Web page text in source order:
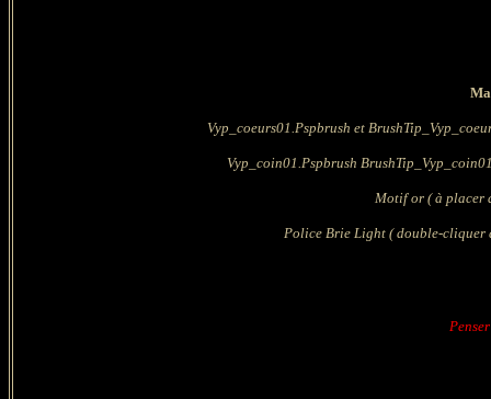
Vyp_coeurs01.Pspbrush et
Vyp_coin01.Pspbrush
Motif or ( à placer
Police Brie Light ( double-cliquer